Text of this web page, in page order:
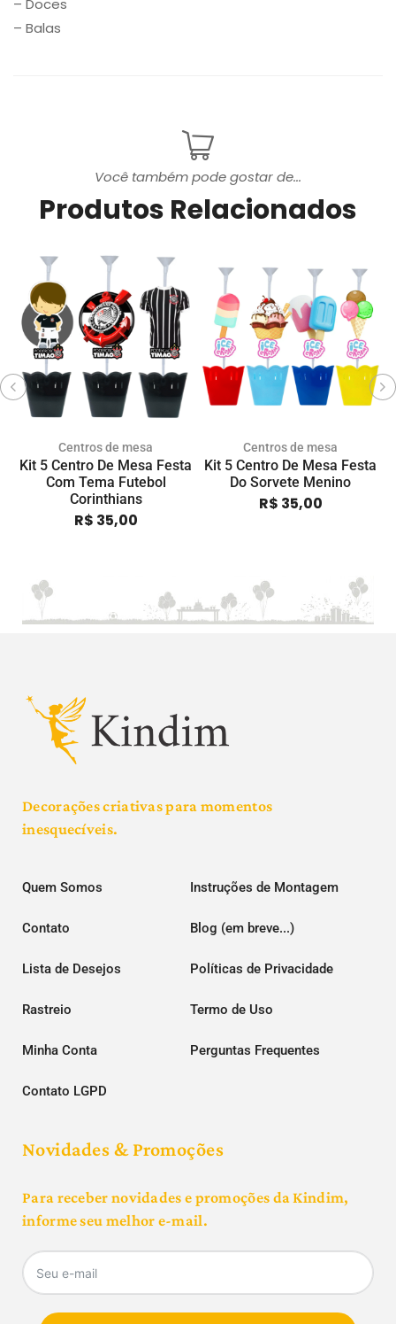
– Doces
– Balas
Você também pode gostar de...
Produtos Relacionados
Centros de mesa
Kit 5 Centro De Mesa Festa
Com Tema Futebol
Corinthians
R$ 35,00
Centros de mesa
Kit 5 Centro De Mesa Festa
Do Sorvete Menino
R$ 35,00
Decorações criativas para momentos
inesquecíveis.
Quem Somos Instruções de Montagem
Contato Blog (em breve...)
Lista de Desejos Políticas de Privacidade
Rastreio Termo de Uso
Minha Conta Perguntas Frequentes
Contato LGPD
Novidades & Promoções
Para receber novidades e promoções da Kindim,
informe seu melhor e-mail.